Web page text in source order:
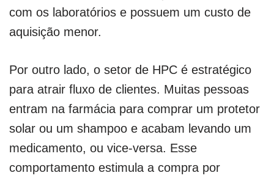
com os laboratórios e possuem um custo de
aquisição menor.
Por outro lado, o setor de HPC é estratégico
para atrair fluxo de clientes. Muitas pessoas
entram na farmácia para comprar um protetor
solar ou um shampoo e acabam levando um
medicamento, ou vice-versa. Esse
comportamento estimula a compra por